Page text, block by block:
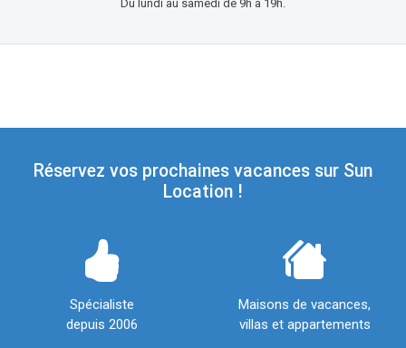
Du lundi au samedi de 9h à 19h.
Réservez vos prochaines vacances sur Sun
Location !
Spécialiste
depuis 2006
Maisons de vacances,
villas et appartements